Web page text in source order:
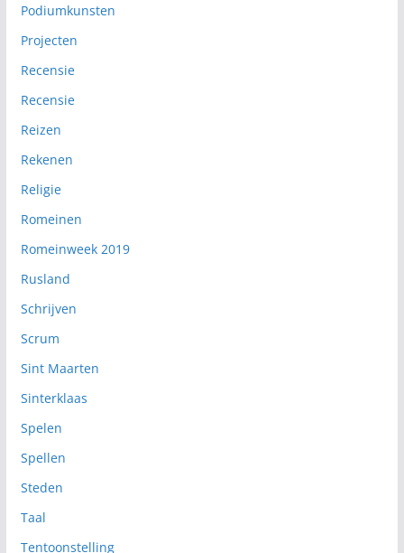
Podiumkunsten
Projecten
Recensie
Recensie
Reizen
Rekenen
Religie
Romeinen
Romeinweek 2019
Rusland
Schrijven
Scrum
Sint Maarten
Sinterklaas
Spelen
Spellen
Steden
Taal
Tentoonstelling